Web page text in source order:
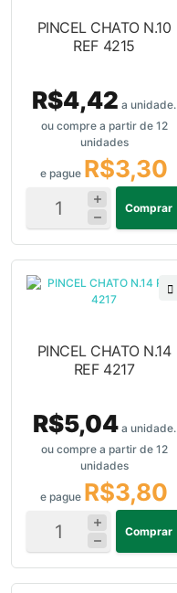
PINCEL CHATO N.10
REF 4215
R$4,42 a unidade.
ou compre a partir de 12
unidades
e pague R$3,30
Comprar
PINCEL CHATO N.14
REF 4217
R$5,04a unidade.
ou compre a partir de 12
unidades
e pague R$3,80
Comprar